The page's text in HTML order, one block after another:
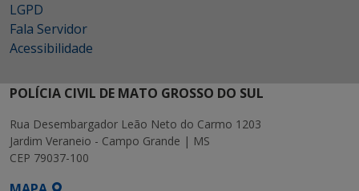
LGPD
Fala Servidor
Acessibilidade
POLÍCIA CIVIL DE MATO GROSSO DO SUL
Rua Desembargador Leão Neto do Carmo 1203
Jardim Veraneio - Campo Grande | MS
CEP 79037-100